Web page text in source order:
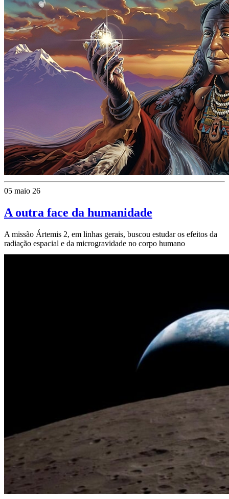
05 maio 26
A outra face da humanidade
A missão Ártemis 2, em linhas gerais, buscou estudar os efeitos da
radiação espacial e da microgravidade no corpo humano